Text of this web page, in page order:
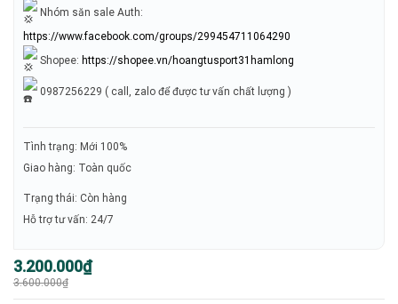
Nhóm săn sale Auth:
https://www.facebook.com/groups/299454711064290
Shopee: https://shopee.vn/hoangtusport31hamlong
0987256229 ( call, zalo để được tư vấn chất lượng )
Tình trạng: Mới 100%
Giao hàng: Toàn quốc
Trạng thái: Còn hàng
Hỗ trợ tư vấn: 24/7
3.600.000₫
Giá
gốc
là:
3.200.000₫
Giá
hiện
tại